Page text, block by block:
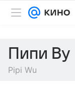
Пипи Ву
Pipi Wu